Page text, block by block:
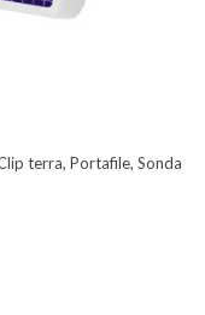
terra, Portafile, Sonda